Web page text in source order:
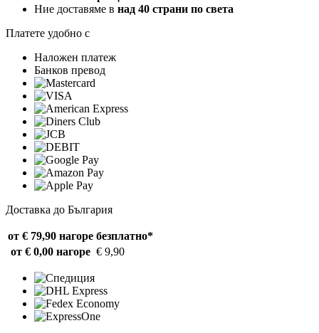
Ние доставяме в над 40 страни по света
Платете удобно с
Наложен платеж
Банков превод
Доставка до България
от € 79,90 нагоре безплатно*
от € 0,00 нагоре € 9,90